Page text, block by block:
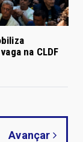
na CLDF
Avançar